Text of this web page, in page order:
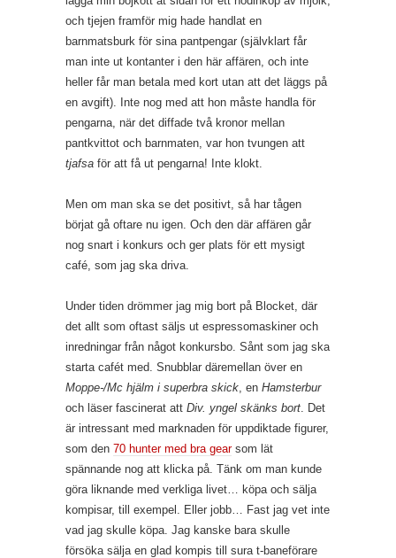
och tjejen framför mig hade handlat en
barnmatsburk för sina pantpengar (självklart får
man inte ut kontanter i den här affären, och inte
heller får man betala med kort utan att det läggs på
en avgift). Inte nog med att hon måste handla för
pengarna, när det diffade två kronor mellan
pantkvittot och barnmaten, var hon tvungen att
tjafsa för att få ut pengarna! Inte klokt.
Men om man ska se det positivt, så har tågen
börjat gå oftare nu igen. Och den där affären går
nog snart i konkurs och ger plats för ett mysigt
café, som jag ska driva.
Under tiden drömmer jag mig bort på Blocket, där
det allt som oftast säljs ut espressomaskiner och
inredningar från något konkursbo. Sånt som jag ska
starta cafét med. Snubblar däremellan över en
Moppe-/Mc hjälm i superbra skick, en Hamsterbur
och läser fascinerat att Div. yngel skänks bort. Det
är intressant med marknaden för uppdiktade figurer,
som den 70 hunter med bra gearsom lät
spännande nog att klicka på. Tänk om man kunde
göra liknande med verkliga livet… köpa och sälja
kompisar, till exempel. Eller jobb… Fast jag vet inte
vad jag skulle köpa. Jag kanske bara skulle
försöka sälja en glad kompis till sura t-baneförare